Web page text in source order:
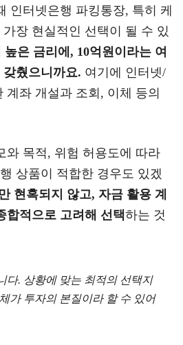
인터넷은행 파킹통장, 특히 케
장 현실적인 선택이 될 수 있
높은 금리에, 10억원이라는 여
췄으니까요. 여기에 인터넷/
계좌 개설과 조회, 이체 등의
와 목적, 위험 허용도에 따라
상품이 적합한 경우도 있겠
현혹되지 않고, 자금 활용 계
합적으로 고려해 선택하는 것
다. 상황에 맞는 최적의 선택지
가 투자의 본질이라 할 수 있어